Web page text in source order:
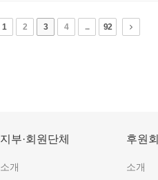
1 2 3 4 ... 92
지부·회원단체
소개
후원회
소개